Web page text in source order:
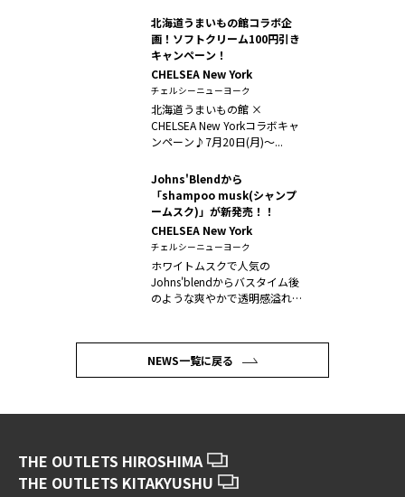
北海道うまいもの館コラボ企
画！ソフトクリーム100円引き
キャンペーン！
CHELSEA New York
チェルシーニューヨーク
北海道うまいもの館 ×
CHELSEA New Yorkコラボキャ
ンペーン♪7月20日(月)～...
Johns'Blendから
「shampoo musk(シャンプ
ームスク)」が新発売！！
CHELSEA New York
チェルシーニューヨーク
ホワイトムスクで人気の
Johns'blendからバスタイム後
のような爽やかで透明感溢れる
NEWS一覧に戻る
THE OUTLETS HIROSHIMA
THE OUTLETS KITAKYUSHU